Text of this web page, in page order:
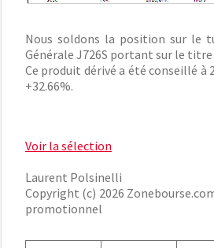
Nous soldons la position sur le
Générale J726S portant sur le titre
Ce produit dérivé a été conseillé à
+32.66%.
Voir la sélection
Laurent Polsinelli
Copyright (c) 2026
promotionnel